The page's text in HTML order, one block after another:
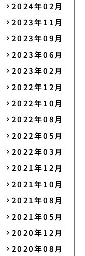
2024年02月
2023年11月
2023年09月
2023年06月
2023年02月
2022年12月
2022年10月
2022年08月
2022年05月
2022年03月
2021年12月
2021年10月
2021年08月
2021年05月
2020年12月
2020年08月